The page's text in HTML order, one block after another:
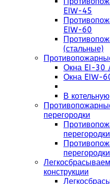
EIW-45
EIW-60
(стальные)
Окна EI-30
Окна EIW-
В котельную
перегородки
конструкции